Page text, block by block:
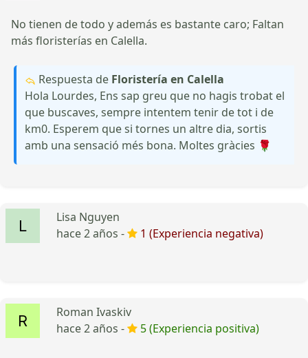
No tienen de todo y además es bastante caro; Faltan
más floristerías en Calella.
Respuesta de Floristería en Calella
Hola Lourdes, Ens sap greu que no hagis trobat el
que buscaves, sempre intentem tenir de tot i de
km0. Esperem que si tornes un altre dia, sortis
amb una sensació més bona. Moltes gràcies 🌹
Lisa Nguyen
hace 2 años -
1 (Experiencia negativa)
Roman Ivaskiv
hace 2 años -
5 (Experiencia positiva)